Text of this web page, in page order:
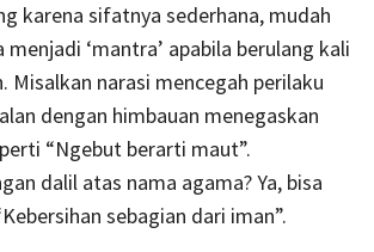
karena sifatnya sederhana, mudah
‘mantra’ apabila berulang kali
Misalkan narasi mencegah perilaku
dengan himbauan menegaskan
“Ngebut berarti maut”.
dalil atas nama agama? Ya, bisa
sebagian dari iman”.